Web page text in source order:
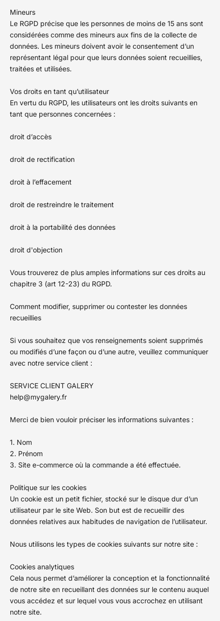
Mineurs
Le RGPD précise que les personnes de moins de 15 ans sont
considérées comme des mineurs aux fins de la collecte de
données. Les mineurs doivent avoir le consentement d’un
représentant légal pour que leurs données soient recueillies,
traitées et utilisées.
Vos droits en tant qu’utilisateur
En vertu du RGPD, les utilisateurs ont les droits suivants en
tant que personnes concernées :
droit d’accès
droit de rectification
droit à l’effacement
droit de restreindre le traitement
droit à la portabilité des données
droit d'objection
Vous trouverez de plus amples informations sur ces droits au
chapitre 3 (art 12-23) du RGPD.
Comment modifier, supprimer ou contester les données
recueillies
Si vous souhaitez que vos renseignements soient supprimés
ou modifiés d’une façon ou d’une autre, veuillez communiquer
avec notre service client :
SERVICE CLIENT GALERY
help@mygalery.fr
Merci de bien vouloir préciser les informations suivantes :
1. Nom
2. Prénom
3. Site e-commerce où la commande a été effectuée.
Politique sur les cookies
Un cookie est un petit fichier, stocké sur le disque dur d’un
utilisateur par le site Web. Son but est de recueillir des
données relatives aux habitudes de navigation de l’utilisateur.
Nous utilisons les types de cookies suivants sur notre site :
Cookies analytiques
Cela nous permet d’améliorer la conception et la fonctionnalité
de notre site en recueillant des données sur le contenu auquel
vous accédez et sur lequel vous vous accrochez en utilisant
notre site.